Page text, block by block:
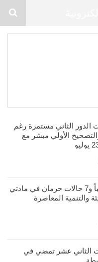
الدور الثاني مستمرة رغم
الأولي مبشر مع
التربية: 1,933 غائباً و7 حالات حرمان في مادتي
والتنمية المعاصرة
الثاني عشر تمضي في